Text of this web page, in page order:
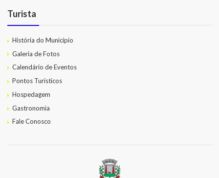
Turista
História do Município
Galeria de Fotos
Calendário de Eventos
Pontos Turísticos
Hospedagem
Gastronomia
Fale Conosco